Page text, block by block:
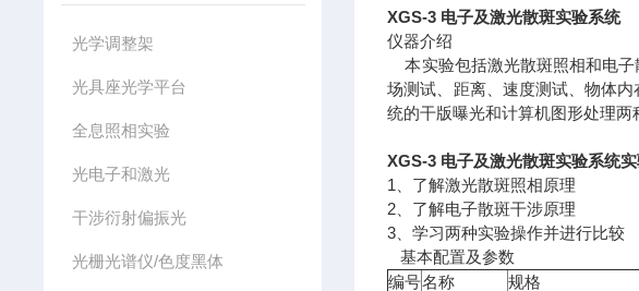
光学调整架
光具座光学平台
全息照相实验
光电子和激光
干涉衍射偏振光
光栅光谱仪/色度黑体
XGS-3 电子及激光散斑实验系统
仪器介绍
本实验包括激光散斑照相和电
场测试、距离、速度测试、物体
统的干版曝光和计算机图形处理两
XGS-3 电子及激光散斑实验系统
1 、了解激光散斑照相原理
2 、了解电子散斑干涉原理
3 、学习两种实验操作并进行比较
基本配置及参数
编号名称 规格